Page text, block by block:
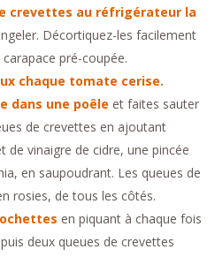
crevettes au réfrigérateur la
Décortiquez-les facilement
pré-coupée.
chaque tomate cerise.
dans une poêle et faites sauter
de crevettes en ajoutant
de vinaigre de cidre, une pincée
en saupoudrant. Les queues de
rosies, de tous les côtés.
en piquant à chaque fois
deux queues de crevettes